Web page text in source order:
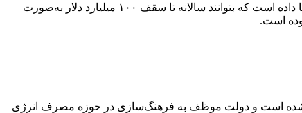
نایب رئیس کمیسیون عمران مجلس ادامه داد: برنامه هفتم توسعه که با پیشنهاد دولت و تصویب مجلس نهایی شده، این اختیار را به وزارتخانه‌ها داده است که بتوانند سالانه تا سقف ۱۰۰ میلیارد دلار به‌صورت
داده شده است و دولت موظف به فرهنگ‌سازی در حوزه مصرف انرژی